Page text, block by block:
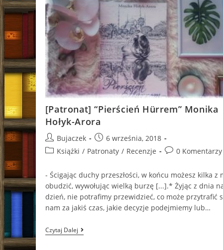
[Patronat] “Pierścień Hürrem” Monika
Hołyk-Arora
Post
author:
Bujaczek
Post
published:
6 września, 2018
PostKsiążki / Patronaty / Recenzje
Post0 Komentarzy
- Ścigając duchy przeszłości, w końcu możesz kilka z
obudzić, wywołując wielką burzę [...].* Żyjąc z dnia
dzień, nie potrafimy przewidzieć, co może przytrafić
nam za jakiś czas, jakie decyzje podejmiemy lub…
Czytaj Dalej[Patronat]
“Pierścień